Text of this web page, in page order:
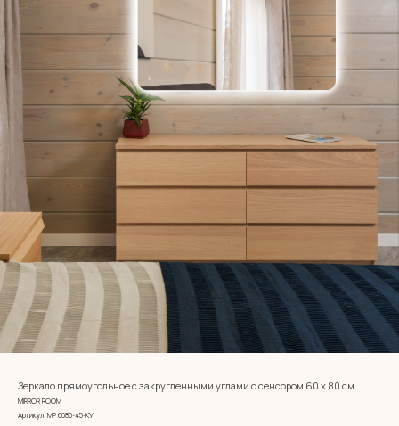
Зеркало прямоугольное с закругленными углами с сенсором 60 х 80 см
MIRROR ROOM
Артикул:МР 6080-45-КУ